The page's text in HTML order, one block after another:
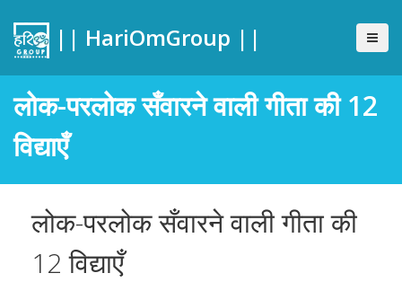
|| HariOmGroup ||
लोक-परलोक सँवारने वाली गीता की 12
विद्याएँ
लोक-परलोक सँवारने वाली गीता की
12 विद्याएँ